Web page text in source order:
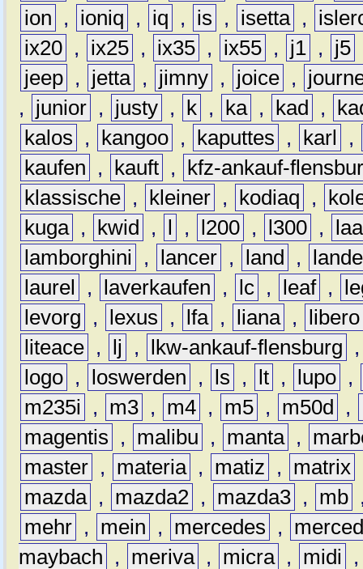
ion
, ioniq , iq , is , isetta ,
ix20 , ix25 , ix35 , ix55 , j1 , j5
jeep , jetta , jimny , joice ,
,
junior , justy , k , ka , kad ,
kalos
, kangoo , kaputtes , karl
,
kaufen
, kauft ,
kfz-ankauf-
klassische , kleiner , kodiaq ,
kuga , kwid , l , l200 , l300 ,
lamborghini
, lancer , land ,
laurel
, laverkaufen , lc , leaf ,
levorg
, lexus , lfa , liana ,
libero
liteace , lj , lkw-ankauf-flensburg
logo , loswerden , ls , lt , lupo ,
m235i
, m3 , m4 , m5 , m50d ,
magentis
, malibu , manta ,
master , materia , matiz , matrix
mazda , mazda2 , mazda3 , mb
mehr , mein , mercedes ,
maybach
, meriva , micra , midi